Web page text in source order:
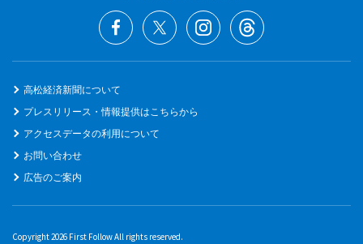
高松経済新聞について
プレスリリース・情報提供はこちらから
アクセスデータの利用について
お問い合わせ
広告のご案内
Copyright 2026 First Follow All rights reserved.